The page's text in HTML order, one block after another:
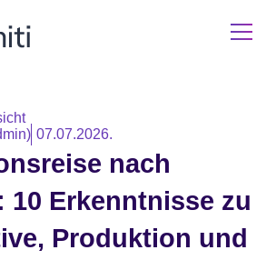
07.07.2026.
nach
10 Erkenntnisse zu
Produktion und